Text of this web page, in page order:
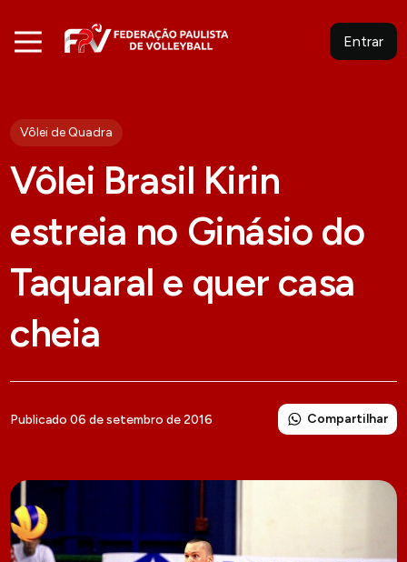
Entrar
Vôlei de Quadra
Vôlei Brasil Kirin
estreia no Ginásio do
Taquaral e quer casa
cheia
Publicado 06 de setembro de 2016 Compartilhar